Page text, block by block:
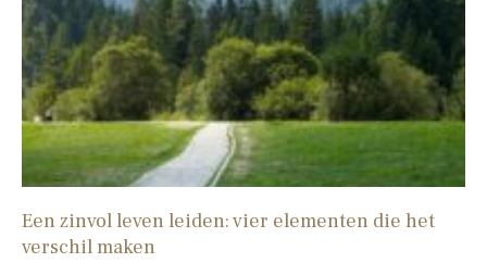
Een zinvol leven leiden: vier elementen die het
verschil maken